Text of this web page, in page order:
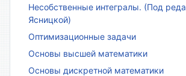
Несобственные интегралы. (Под
Ясницкой)
Оптимизационные задачи
Основы высшей математики
Основы дискретной математики